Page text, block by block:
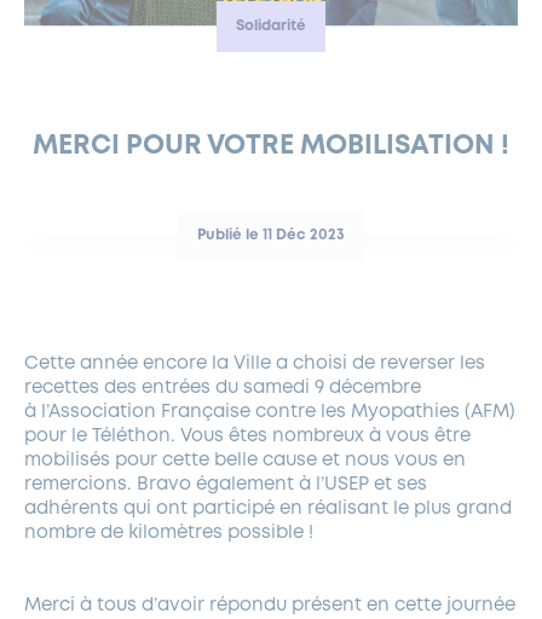
LOCATION DE SALLES
DÉVELOPPEMENT DURABLE
PARCS ET SQUARES DE LA VILLE
DEMANDE D’ABATTAGE
GESTION DU PATRIMOINE ARBORÉ
Solidarité
MERCI POUR VOTRE MOBILISATION !
Publié le 11 Déc 2023
Cette année encore la Ville a choisi de reverser les
recettes des entrées du samedi 9 décembre
à l’Association Française contre les Myopathies (AFM)
pour le Téléthon. Vous êtes nombreux à vous être
mobilisés pour cette belle cause et nous vous en
remercions. Bravo également à l’USEP et ses
adhérents qui ont participé en réalisant le plus grand
nombre de kilomètres possible !
Merci à tous d’avoir répondu présent en cette journée